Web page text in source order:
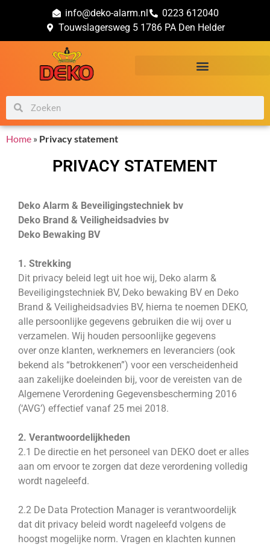
info@deko-alarm.nl
0223 612040
Touwslagersweg 5 1786 PA Den Helder
Home » Privacy statement
PRIVACY STATEMENT
Deko Alarm & Beveiligingstechniek bv
Deko Brand & Veiligheidsadvies bv
Deko Bewaking BV
1. Strekking
Dit privacy beleid legt uit hoe wij, Deko alarm &
Beveiligingstechniek BV, Deko bewaking BV en Deko
Brand & Veiligheidsadvies BV, hierna te noemen DEKO,
alle persoonlijke gegevens gebruiken die wij over u
verzamelen. Wij houden persoonlijke gegevens
over onze klanten, werknemers en leveranciers (ook
bekend als “betrokkenen”) voor een verscheidenheid
aan zakelijke doeleinden bij, voor de vereisten van de
Algemene Verordening Gegevensbescherming 2016
(‘AVG’) effectief vanaf 25 mei 2018.
2. Verantwoordelijkheden
2.1 De directie en het personeel van DEKO doet er alles
aan om ervoor te zorgen dat deze verordening volledig
wordt nageleefd.
2.2 De Data Protection Manager is verantwoordelijk
dat dit privacy beleid wordt nageleefd volgens de
hoogst mogelijke norm. Vragen en klachten kunnen